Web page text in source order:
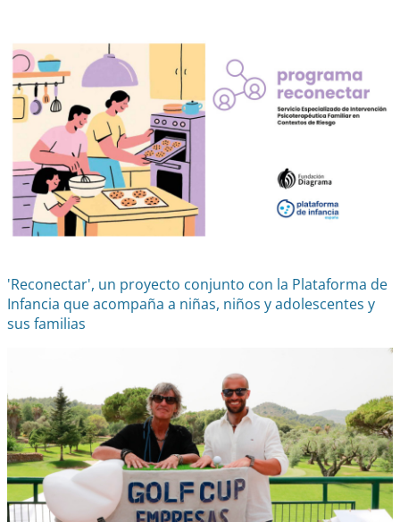
'Reconectar', un proyecto conjunto con la Plataforma de
Infancia que acompaña a niñas, niños y adolescentes y
sus familias